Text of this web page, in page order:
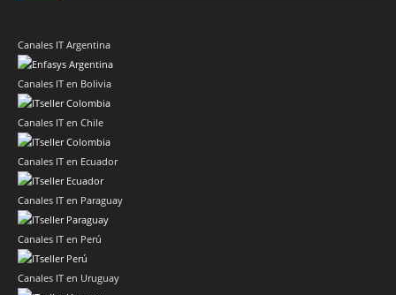
Canales IT Argentina
Canales IT en Bolivia
Canales IT en Chile
Canales IT en Ecuador
Canales IT en Paraguay
Canales IT en Perú
Canales IT en Uruguay